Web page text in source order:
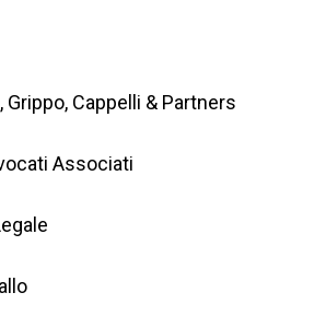
Grippo, Cappelli & Partners
Associati